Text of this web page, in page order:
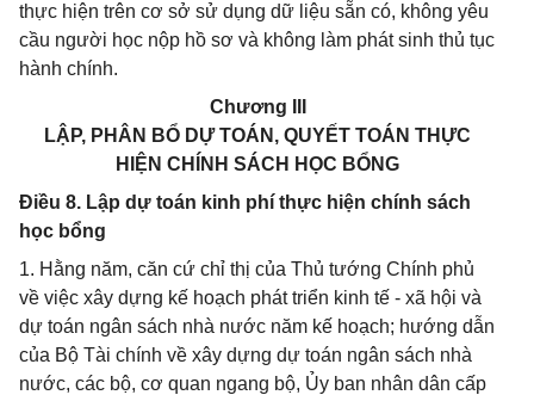
thực hiện trên cơ sở sử dụng dữ liệu sẵn có, không yêu
cầu người học nộp hồ sơ và không làm phát sinh thủ tục
hành chính.
Chương III
LẬP, PHÂN BỔ DỰ TOÁN, QUYẾT TOÁN THỰC
HIỆN CHÍNH SÁCH HỌC BỔNG
Điều 8. Lập dự toán kinh phí thực hiện chính sách
học bổng
1. Hằng năm, căn cứ chỉ thị của Thủ tướng Chính phủ
về việc xây dựng kế hoạch phát triển kinh tế - xã hội và
dự toán ngân sách nhà nước năm kế hoạch; hướng dẫn
của Bộ Tài chính về xây dựng dự toán ngân sách nhà
nước, các bộ, cơ quan ngang bộ, Ủy ban nhân dân cấp